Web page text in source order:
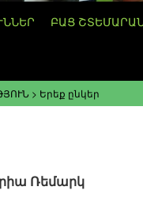
ԲԱՑ
> Երեք ընկեր
Ռեմարկ